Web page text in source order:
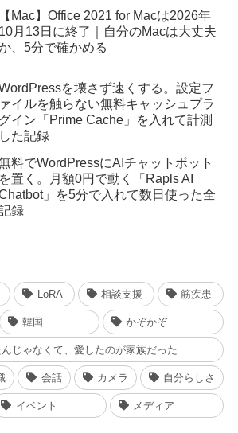
【Mac】Office 2021 for Macは2026年
10月13日に終了｜自分のMacは大丈夫
、5分で確かめる
を壊さず速くする。設定フ
ァイルを触らない無料キャッシュプラ
グイン「Prime Cache」を入れて計測
した記録
料でWordPressにAIチャットボット
を置く。月額0円で動く「Rapls AI
」を5分で入れて数日使った全
録
LoRA 相談支援 筋疾患
韓国 かぞかぞ
じゃなくて、愛したのが家族だった
会話 カメラ 自分らしさ
イベント メディア